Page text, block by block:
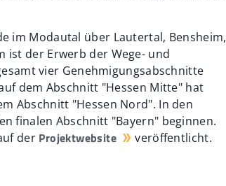
im Modautal über Lautertal, Bensheim,
ist der Erwerb der Wege- und
vier Genehmigungsabschnitte
dem Abschnitt "Hessen Mitte" hat
Abschnitt "Hessen Nord". In den
finalen Abschnitt "Bayern" beginnen.
der Projektwebsite veröffentlicht.